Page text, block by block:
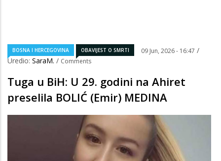
BOSNA I HERCEGOVINA OBAVIJEST O SMRTI 09 Jun, 2026 - 16:47 /
Uredio: SaraM. / Comments
Tuga u BiH: U 29. godini na Ahiret
preselila BOLIĆ (Emir) MEDINA